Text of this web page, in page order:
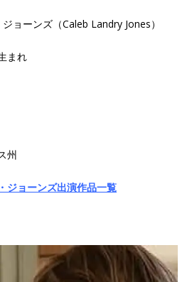
ョーンズ（Caleb Landry Jones）
まれ
州
ジョーンズ出演作品一覧